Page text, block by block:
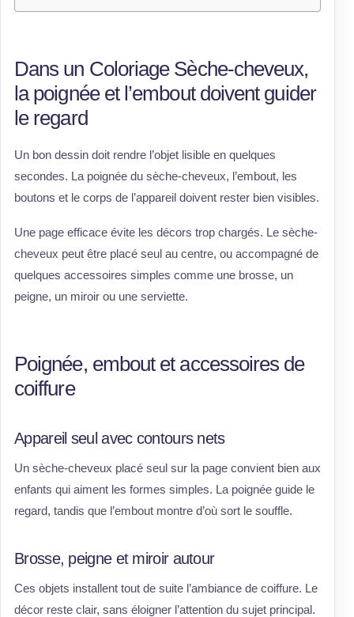
Dans un Coloriage Sèche-cheveux,
la poignée et l’embout doivent guider
le regard
Un bon dessin doit rendre l’objet lisible en quelques
secondes. La poignée du sèche-cheveux, l’embout, les
boutons et le corps de l’appareil doivent rester bien visibles.
Une page efficace évite les décors trop chargés. Le sèche-
cheveux peut être placé seul au centre, ou accompagné de
quelques accessoires simples comme une brosse, un
peigne, un miroir ou une serviette.
Poignée, embout et accessoires de
coiffure
Appareil seul avec contours nets
Un sèche-cheveux placé seul sur la page convient bien aux
enfants qui aiment les formes simples. La poignée guide le
regard, tandis que l’embout montre d’où sort le souffle.
Brosse, peigne et miroir autour
Ces objets installent tout de suite l’ambiance de coiffure. Le
décor reste clair, sans éloigner l’attention du sujet principal.